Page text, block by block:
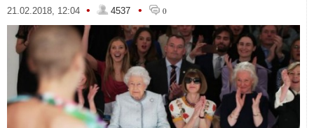
21.02.2018, 12:04 • 4537 • 0